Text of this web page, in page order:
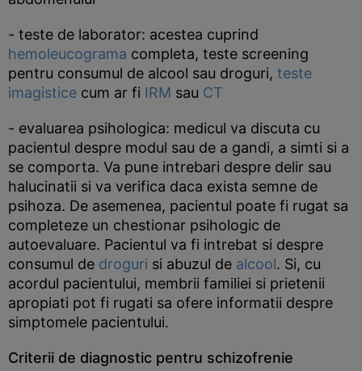
- teste de laborator: acestea cuprind
hemoleucograma completa, teste screening
pentru consumul de alcool sau droguri, teste
imagistice cum ar fi IRM sau CT
- evaluarea psihologica: medicul va discuta cu
pacientul despre modul sau de a gandi, a simti si a
se comporta. Va pune intrebari despre delir sau
halucinatii si va verifica daca exista semne de
psihoza. De asemenea, pacientul poate fi rugat sa
completeze un chestionar psihologic de
autoevaluare. Pacientul va fi intrebat si despre
consumul de droguri si abuzul de alcool. Si, cu
acordul pacientului, membrii familiei si prietenii
apropiati pot fi rugati sa ofere informatii despre
simptomele pacientului.
Criterii de diagnostic pentru schizofrenie